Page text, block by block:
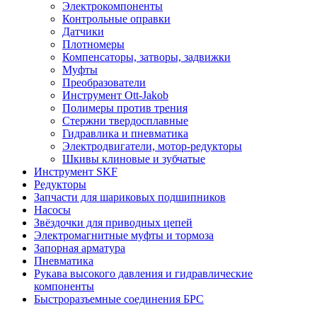
Электрокомпоненты
Контрольные оправки
Датчики
Плотномеры
Компенсаторы, затворы, задвижки
Муфты
Преобразователи
Инструмент Ott-Jakob
Полимеры против трения
Стержни твердосплавные
Гидравлика и пневматика
Электродвигатели, мотор-редукторы
Шкивы клиновые и зубчатые
Инструмент SKF
Редукторы
Запчасти для шариковых подшипников
Насосы
Звёздочки для приводных цепей
Электромагнитные муфты и тормоза
Запорная арматура
Пневматика
Рукава высокого давления и гидравлические
компоненты
Быстроразъемные соединения БРС